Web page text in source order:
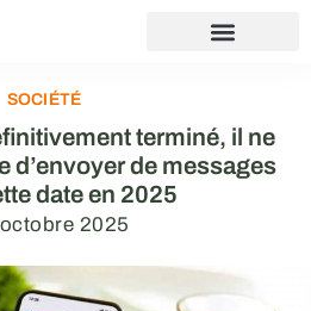
SOCIÉTÉ
terminé, il ne
d’envoyer de messages
date en 2025
2025